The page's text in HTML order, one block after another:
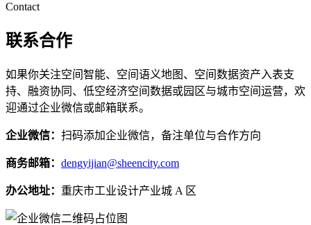
Contact
联系合作
如果你关注空间智能、空间语义地图、空间数据资产入表支
持、融资协同、低空经济空间数据或园区与城市空间运营，欢
迎通过企业微信或邮箱联系。
企业微信： 扫码添加企业微信，备注单位与合作方向
商务邮箱： dengyijian@sheencity.com
办公地址： 重庆市工业设计产业城 A 区